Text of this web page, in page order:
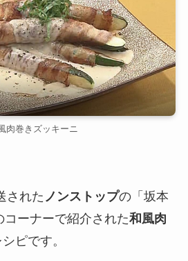
肉巻きズッキーニ
された ノンストップの「坂本
コーナーで紹介された和風肉
ピです。